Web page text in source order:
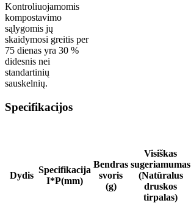
Kontroliuojamomis
kompostavimo
sąlygomis jų
skaidymosi greitis per
75 dienas yra 30 %
didesnis nei
standartinių
sauskelnių.
Specifikacijos
Dydis
Specifikacija
I*P(mm)
Bendras
svoris
(g)
Visiškas
sugeriamumas
(Natūralus
druskos
tirpalas)